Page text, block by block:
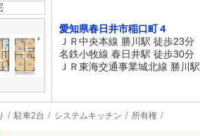
愛知県春日井市稲口町４
ＪＲ中央本線 勝川駅 徒歩23分
名鉄小牧線 春日井駅 徒歩30分
ＪＲ東海交通事業城北線 勝川
駐車2台 システムキッチン 所有権